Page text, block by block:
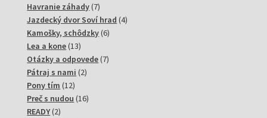
Havranie záhady 77
produktov
Jazdecký dvor Soví hrad 44
Kamošky, schôdzky 66
Lea a kone 1313
produktov
Otázky a odpovede 77
Pátraj s nami 22
Pony tím 1212
produktov
Preč s nudou 1616
READY 22